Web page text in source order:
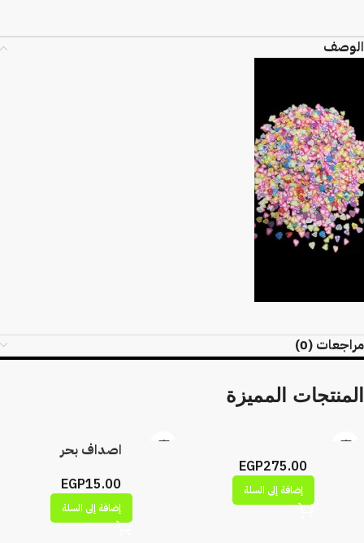
الوصف
مراجعات (0)
المنتجات المميزة
EGP275.00
إضافة إلى السلة
اصداف بحر
EGP15.00
إضافة إلى السلة